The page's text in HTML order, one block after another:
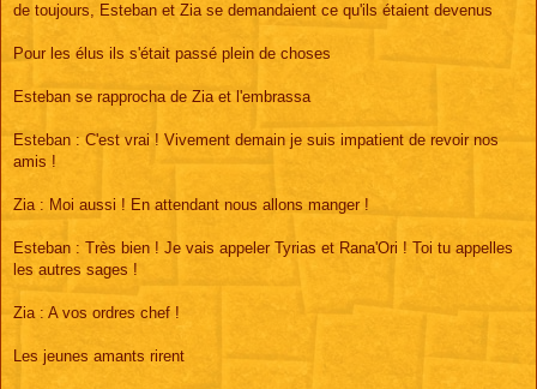
de toujours, Esteban et Zia se demandaient ce qu'ils étaient devenus
Pour les élus ils s'était passé plein de choses
Esteban se rapprocha de Zia et l'embrassa
Esteban : C'est vrai ! Vivement demain je suis impatient de revoir nos
amis !
Zia : Moi aussi ! En attendant nous allons manger !
Esteban : Très bien ! Je vais appeler Tyrias et Rana'Ori ! Toi tu appelles
les autres sages !
Zia : A vos ordres chef !
Les jeunes amants rirent